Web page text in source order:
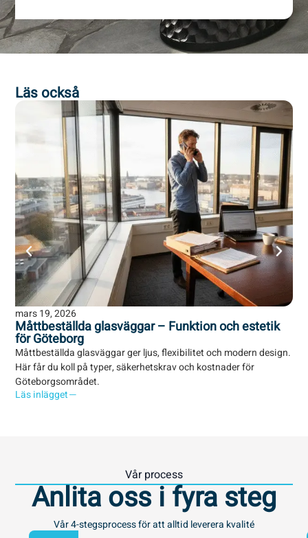
Läs också
mars 19, 2026
Måttbeställda glasväggar – Funktion och estetik
för Göteborg
Måttbeställda glasväggar ger ljus, flexibilitet och modern design.
Här får du koll på typer, säkerhetskrav och kostnader för
Göteborgsområdet.
Läs inlägget
Vår process
Anlita oss i fyra steg
Vår 4-stegsprocess för att alltid leverera kvalité